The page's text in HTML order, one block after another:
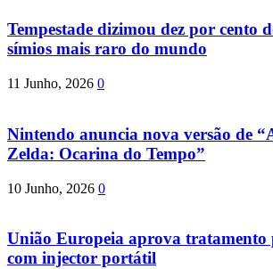
Tempestade dizimou dez por cento
símios mais raro do mundo
11 Junho, 2026 0
Nintendo anuncia nova versão de
Zelda: Ocarina do Tempo”
10 Junho, 2026 0
União Europeia aprova tratamento
com injector portátil